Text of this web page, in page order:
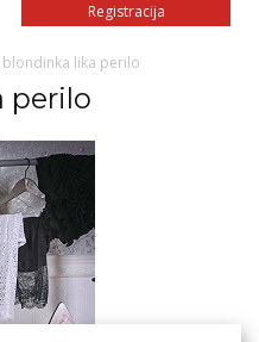
Registracija
blondinka lika perilo
perilo